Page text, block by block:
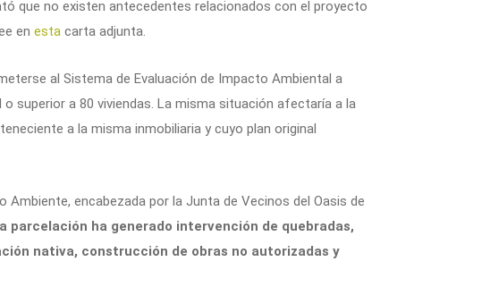
que no existen antecedentes relacionados con el proyecto
en esta carta adjunta.
al Sistema de Evaluación de Impacto Ambiental a
superior a 80 viviendas. La misma situación afectaría a la
a la misma inmobiliaria y cuyo plan original
Ambiente, encabezada por la Junta de Vecinos del Oasis de
parcelación ha generado intervención de quebradas,
nativa, construcción de obras no autorizadas y